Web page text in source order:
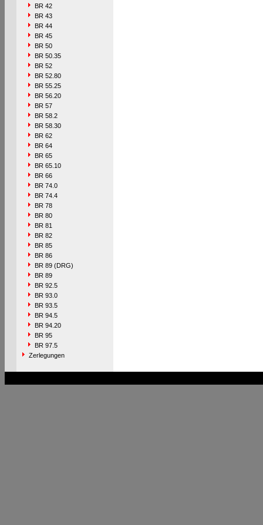
BR 42
BR 43
BR 44
BR 45
BR 50
BR 50.35
BR 52
BR 52.80
BR 55.25
BR 56.20
BR 57
BR 58.2
BR 58.30
BR 62
BR 64
BR 65
BR 65.10
BR 66
BR 74.0
BR 74.4
BR 78
BR 80
BR 81
BR 82
BR 85
BR 86
BR 89 (DRG)
BR 89
BR 92.5
BR 93.0
BR 93.5
BR 94.5
BR 94.20
BR 95
BR 97.5
Zerlegungen